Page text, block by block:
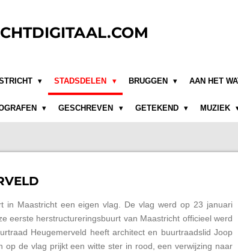
STADSDELEN BRUGGEN AAN HET
GESCHREVEN GETEKEND MUZIEK
in Maastricht een eigen vlag. De vlag werd op 23 januari
eerste herstructureringsbuurt van Maastricht officieel werd
Heugemerveld heeft architect en buurtraadslid Joop
op de vlag prijkt een witte ster in rood, een verwijzing naar